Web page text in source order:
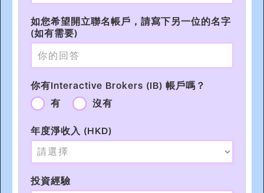
如您希望開立聯名帳戶，請寫下另一位的名字
(如有需要)
你有Interactive Brokers (IB) 帳戶嗎？
有
沒有
年度淨收入 (HKD)
投資經驗